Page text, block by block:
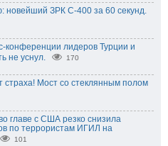
новейший ЗРК С-400 за 60 секунд.
конференции лидеров Турции и
не уснул.
170
страха! Мост со стеклянным полом
главе с США резко снизила
по террористам ИГИЛ на
101